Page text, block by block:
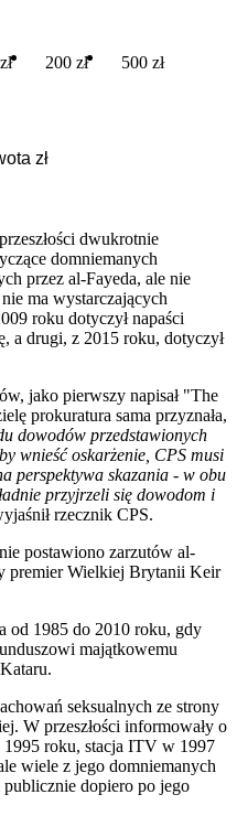
200 zł 500 zł
dwukrotnie
domniemanych
przez al-Fayeda, ale nie
ma wystarczających
roku dotyczył napaści
a drugi, z 2015 roku, dotyczył
jako pierwszy napisał "The
prokuratura sama przyznała,
dowodów przedstawionych
wnieść oskarżenie, CPS musi
perspektywa skazania - w obu
przyjrzeli się dowodom i
rzecznik CPS.
postawiono zarzutów al-
premier Wielkiej Brytanii Keir
od 1985 do 2010 roku, gdy
majątkowemu
seksualnych ze strony
W przeszłości informowały o
roku, stacja ITV w 1997
wiele z jego domniemanych
dopiero po jego